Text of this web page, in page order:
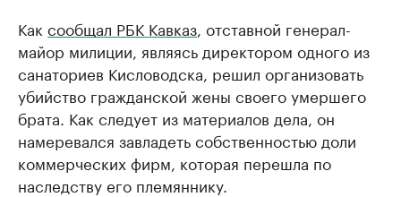
Как сообщал РБК Кавказ , отставной генерал-
майор милиции, являясь директором одного из
санаториев Кисловодска, решил организовать
убийство гражданской жены своего умершего
брата. Как следует из материалов дела, он
намеревался завладеть собственностью доли
коммерческих фирм, которая перешла по
наследству его племяннику.